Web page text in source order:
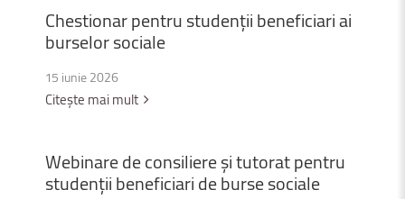
Chestionarpentrustudențiibeneficiariai
burselorsociale
15 iunie 2026
Citește mai mult
Webinaredeconsiliereșitutoratpentru
studențiibeneficiaridebursesociale